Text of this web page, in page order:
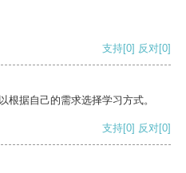
支持[0] 反对[0]
根据自己的需求选择学习方式。
支持[0] 反对[0]